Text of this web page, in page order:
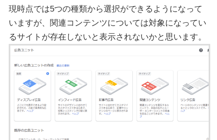
現時点では5つの種類から選択ができるようになって
いますが、関連コンテンツについては対象になってい
るサイトが存在しないと表示されないかと思います。